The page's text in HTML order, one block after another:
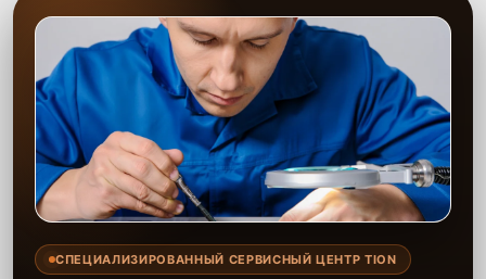
СПЕЦИАЛИЗИРОВАННЫЙ СЕРВИСНЫЙ ЦЕНТР TION